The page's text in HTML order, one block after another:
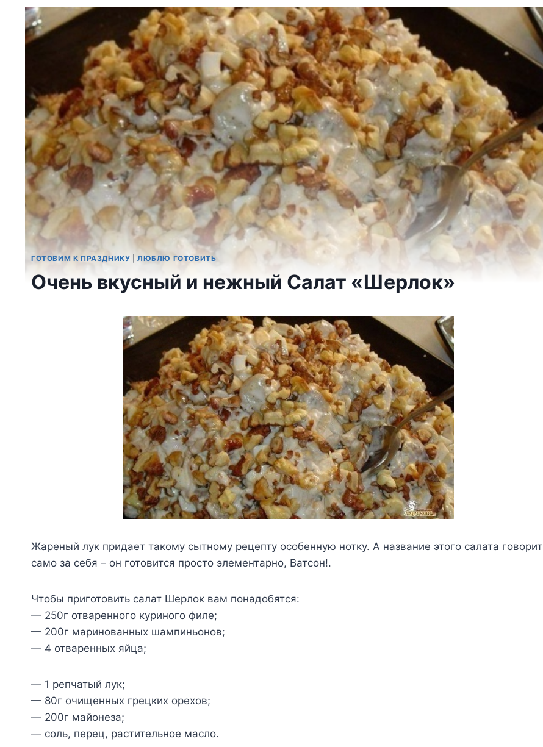
ГОТОВИМ К ПРАЗДНИКУ |ЛЮБЛЮ ГОТОВИТЬ
Очень вкусный и нежный Салат «Шерлок»
Жареный лук придает такому сытному рецепту особенную нотку. А название этого салата говорит
само за себя – он готовится просто элементарно, Ватсон!.
Чтобы приготовить салат Шерлок вам понадобятся:
— 250г отваренного куриного филе;
— 200г маринованных шампиньонов;
— 4 отваренных яйца;
— 1 репчатый лук;
— 80г очищенных грецких орехов;
— 200г майонеза;
— соль, перец, растительное масло.